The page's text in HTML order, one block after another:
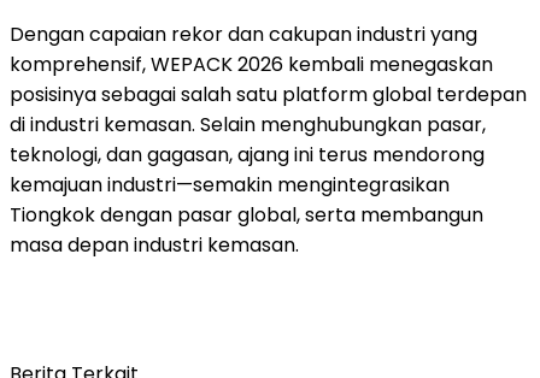
Dengan capaian rekor dan cakupan industri yang
komprehensif, WEPACK 2026 kembali menegaskan
posisinya sebagai salah satu platform global terdepan
di industri kemasan. Selain menghubungkan pasar,
teknologi, dan gagasan, ajang ini terus mendorong
kemajuan industri—semakin mengintegrasikan
Tiongkok dengan pasar global, serta membangun
masa depan industri kemasan.